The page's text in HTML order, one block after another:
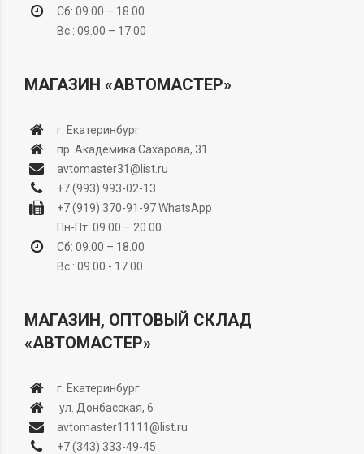
Сб: 09.00 – 18.00
Вс.: 09.00 – 17.00
МАГАЗИН «АВТОМАСТЕР»
г. Екатеринбург
пр. Академика Сахарова, 31
avtomaster31@list.ru
+7 (993) 993-02-13
+7 (919) 370-91-97WhatsApp
Пн-Пт: 09.00 – 20.00
Сб: 09.00 – 18.00
Вс.: 09.00 - 17.00
МАГАЗИН, ОПТОВЫЙ СКЛАД
«АВТОМАСТЕР»
г. Екатеринбург
ул. Донбасская, 6
avtomaster11111@list.ru
+7 (343) 333-49-45